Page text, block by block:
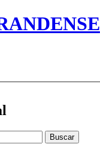
Buscar